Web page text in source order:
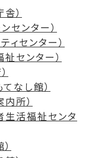
）
センター）
ィセンター）
センター）
なし館）
所）
生活福祉センタ